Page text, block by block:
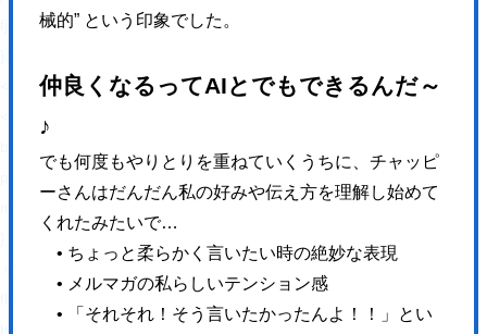
械的” という印象でした。
仲良くなるってAIとでもできるんだ～
♪
でも何度もやりとりを重ねていくうちに、 チャッピ
ーさんはだんだん私の好みや伝え方を理解し始めて
くれたみたいで…
• ちょっと柔らかく言いたい時の絶妙な表現
• メルマガの私らしいテンション感
• 「それそれ！そう言いたかったんよ！！」とい
fjs.parentNode.insertBefore(js, fjs);
</script>